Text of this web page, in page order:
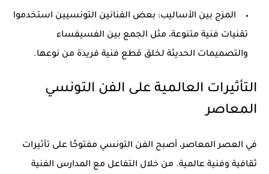
المزج بين الأساليب: بعض الفنانين التونسيين استخدموا
تقنيات فنية متنوعة، مثل الجمع بين الفسيفساء
والتصميمات الحديثة لخلق قطع فنية فريدة من نوعها.
التأثيرات العالمية على الفن التونسي
المعاصر
في العصر المعاصر، أصبح الفن التونسي مفتوحًا على تأثيرات
ثقافية وفنية عالمية. من خلال التفاعل مع المدارس الفنية